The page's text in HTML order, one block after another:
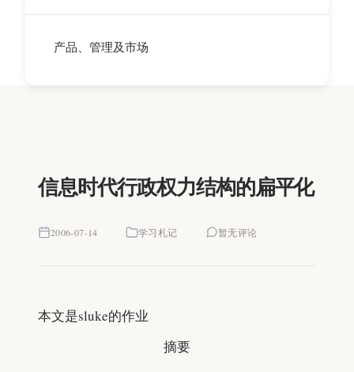
产品、管理及市场
信息时代行政权力结构的扁平化
2006-07-14 学习札记 暂无评论
本文是sluke的作业
摘 要
摘要